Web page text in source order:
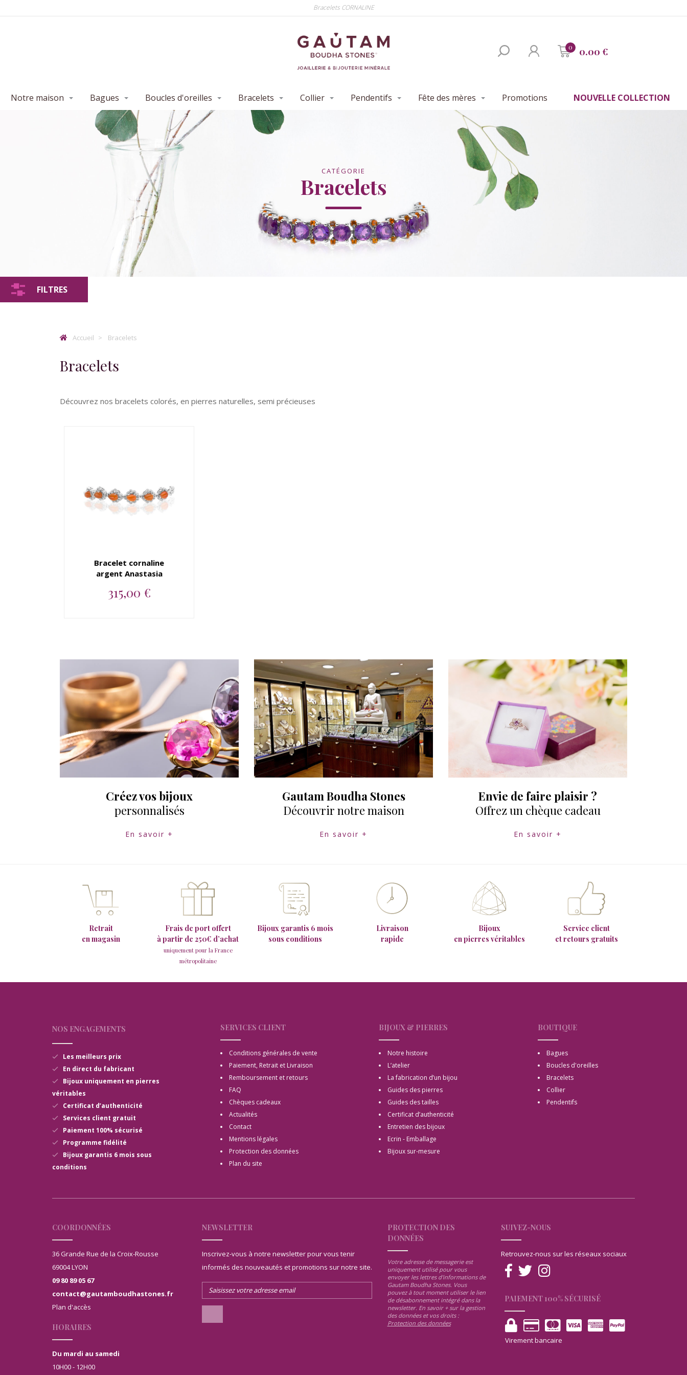
Bracelets CORNALINE
0 0.00 €
Notre maison Bagues Boucles d'oreilles Bracelets Collier Pendentifs Fête des mères Promotions NOUVELLE COLLECTION
CATÉGORIE
Bracelets
Accueil Bracelets
Bracelets
Découvrez nos bracelets colorés, en pierres naturelles, semi précieuses
Bracelet cornaline
argent Anastasia
315,00 €
FILTRES
Créez vos bijoux
personnalisés
En savoir +
Gautam Boudha Stones
Découvrir notre maison
En savoir +
Envie de faire plaisir ?
Offrez un chèque cadeau
En savoir +
Retrait
en magasin
Frais de port offert
à partir de 250€ d’achat
uniquement pour la France
métropolitaine
Bijoux garantis 6 mois
sous conditions
Livraison
rapide
Bijoux
en pierres véritables
Service client
et retours gratuits
NOS ENGAGEMENTS
Les meilleurs prix
En direct du fabricant
Bijoux uniquement en pierres
véritables
Certificat d’authenticité
Services client gratuit
Paiement 100% sécurisé
Programme fidélité
Bijoux garantis 6 mois sous
conditions
SERVICES CLIENT
Conditions générales de vente
Paiement, Retrait et Livraison
Remboursement et retours
FAQ
Chèques cadeaux
Actualités
Contact
Mentions légales
Protection des données
Plan du site
BIJOUX & PIERRES
Notre histoire
L’atelier
La fabrication d’un bijou
Guides des pierres
Guides des tailles
Certificat d’authenticité
Entretien des bijoux
Ecrin - Emballage
Bijoux sur-mesure
BOUTIQUE
Bagues
Boucles d'oreilles
Bracelets
Collier
Pendentifs
COORDONNÉES
36 Grande Rue de la Croix-Rousse
69004 LYON
09 80 89 05 67
contact@gautamboudhastones.fr
Plan d'accès
HORAIRES
Du mardi au samedi
10H00 - 12H00
NEWSLETTER
Inscrivez-vous à notre newsletter pour vous tenir
informés des nouveautés et promotions sur notre site.
PROTECTION DES
DONNÉES
Votre adresse de messagerie est
uniquement utilisé pour vous
envoyer les lettres d'informations de
Gautam Boudha Stones. Vous
pouvez à tout moment utiliser le lien
de désabonnement intégré dans la
newsletter. En savoir + sur la gestion
des données et vos droits :
Protection des données
SUIVEZ-NOUS
Retrouvez-nous sur les réseaux sociaux
PAIEMENT 100% SÉCURISÉ
Virement bancaire